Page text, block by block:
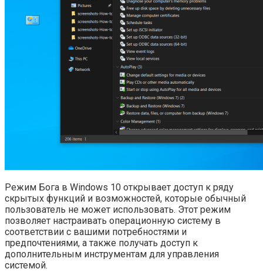
Режим Бога в Windows 10 открывает доступ к ряду
скрытых функций и возможностей, которые обычный
пользователь не может использовать. Этот режим
позволяет настраивать операционную систему в
соответствии с вашими потребностями и
предпочтениями, а также получать доступ к
дополнительным инструментам для управления
системой.